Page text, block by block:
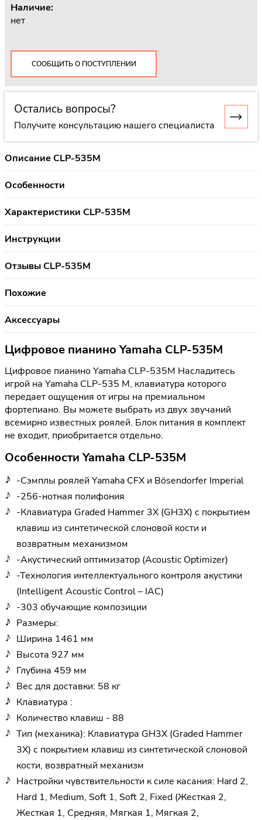
Наличие:
нет
СООБЩИТЬ О ПОСТУПЛЕНИИ
Остались вопросы?
Получите консультацию нашего специалиста
Описание CLP-535M
Особенности
Характеристики CLP-535M
Инструкции
Отзывы CLP-535M
Похожие
Аксессуары
Цифровое пианино Yamaha CLP-535M
Цифровое пианино Yamaha CLP-535M Насладитесь
игрой на Yamaha CLP-535 M, клавиатура которого
передает ощущения от игры на премиальном
фортепиано. Вы можете выбрать из двух звучаний
всемирно известных роялей. Блок питания в комплект
не входит, приобритается отдельно.
Особенности Yamaha CLP-535M
-Сэмплы роялей Yamaha CFX и Bösendorfer Imperial
-256-нотная полифония
-Клавиатура Graded Hammer 3X (GH3X) с покрытием
клавиш из синтетической слоновой кости и
возвратным механизмом
-Акустический оптимизатор (Acoustic Optimizer)
-Технология интеллектуального контроля акустики
(Intelligent Acoustic Control – IAC)
-303 обучающие композиции
Размеры:
Ширина 1461 мм
Высота 927 мм
Глубина 459 мм
Вес для доставки: 58 кг
Клавиатура :
Количество клавиш - 88
Тип (механика): Клавиатура GH3X (Graded Hammer
3X) с покрытием клавиш из синтетической слоновой
кости, возвратный механизм
Настройки чувствительности к силе касания: Hard 2,
Hard 1, Medium, Soft 1, Soft 2, Fixed (Жесткая 2,
Жесткая 1, Средняя, Мягкая 1, Мягкая 2,